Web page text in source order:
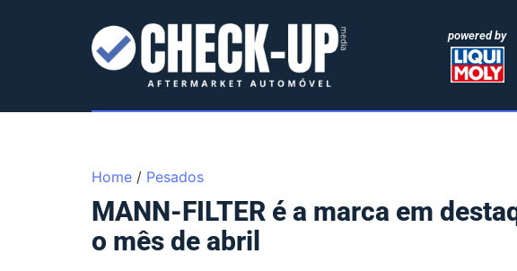
powered by
Home / Pesados
MANN-FILTER é a marca em
o mês de abril